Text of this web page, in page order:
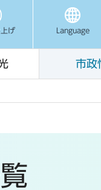
げ Language
市政